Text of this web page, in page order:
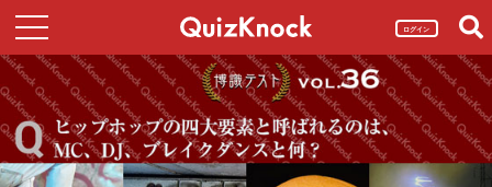
ログイン